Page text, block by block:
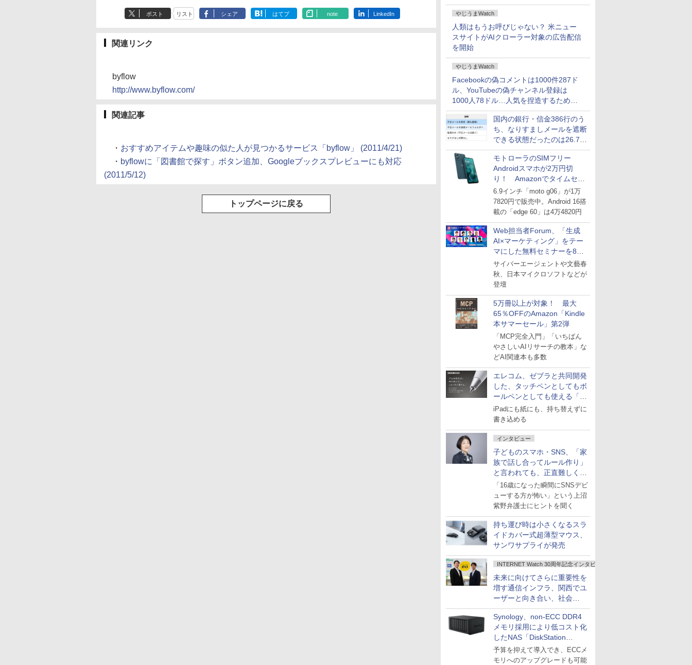
ストがロードバイクにちょう
どいい【ぼっち・ざ・ろー
ど！その14】
やじうまWatch
人類はもうお呼びじゃない？ 米ニュー
スサイトがAIクローラー対象の広告配信
を開始
やじうまWatch
Facebookの偽コメントは1000件287ド
ル、YouTubeの偽チャンネル登録は
1000人78ドル…人気を捏造するための
価格リストが公開中
国内の銀行・信金386行のう
ち、なりすましメールを遮断
できる状態だったのは26.7％
にとどまる～GMOブランド
セキュリティ調査
モトローラのSIMフリー
Androidスマホが2万円切
り！ Amazonでタイムセー
ル
6.9インチ「moto g06」が1万
7820円で販売中。Android 16搭
載の「edge 60」は4万4820円
Web担当者Forum、「生成
AI×マーケティング」をテー
マにした無料セミナーを8月
27日にオンライン開催
サイバーエージェントや文藝春
秋、日本マイクロソフトなどが
登壇
5万冊以上が対象！ 最大
65％OFFのAmazon「Kindle
本サマーセール」第2弾
「MCP完全入門」「いちばん
やさしいAIリサーチの教本」な
どAI関連本も多数
エレコム、ゼブラと共同開発
した、タッチペンとしてもボ
ールペンとしても使える「ス
タイラスツーウェイ」発売
iPadにも紙にも、持ち替えずに
書き込める
インタビュー
子どものスマホ・SNS、「家
族で話し合ってルール作り」
と言われても、正直難しくな
いですか？
「16歳になった瞬間にSNSデビ
ューする方が怖い」という上沼
紫野弁護士にヒントを聞く
持ち運び時は小さくなるスラ
イドカバー式超薄型マウス、
サンワサプライが発売
INTERNET Watch 30周年記念インタビュー
未来に向けてさらに重要性を
増す通信インフラ、関西でユ
ーザーと向き合い、社会
の“あたらしい”を起動し続け
る～オプテージ
Synology、non-ECC DDR4
メモリ採用により低コスト化
したNAS「DiskStation
neo+」シリーズ
予算を抑えて導入でき、ECCメ
モリへのアップグレードも可能
ポスト リスト シェア はてブ note LinkedIn
関連リンク
byflow
http://www.byflow.com/
関連記事
・ おすすめアイテムや趣味の似た人が見つかるサービス「byflow」 (2011/4/21)
・ byflowに「図書館で探す」ボタン追加、Googleブックスプレビューにも対応
(2011/5/12)
トップページに戻る